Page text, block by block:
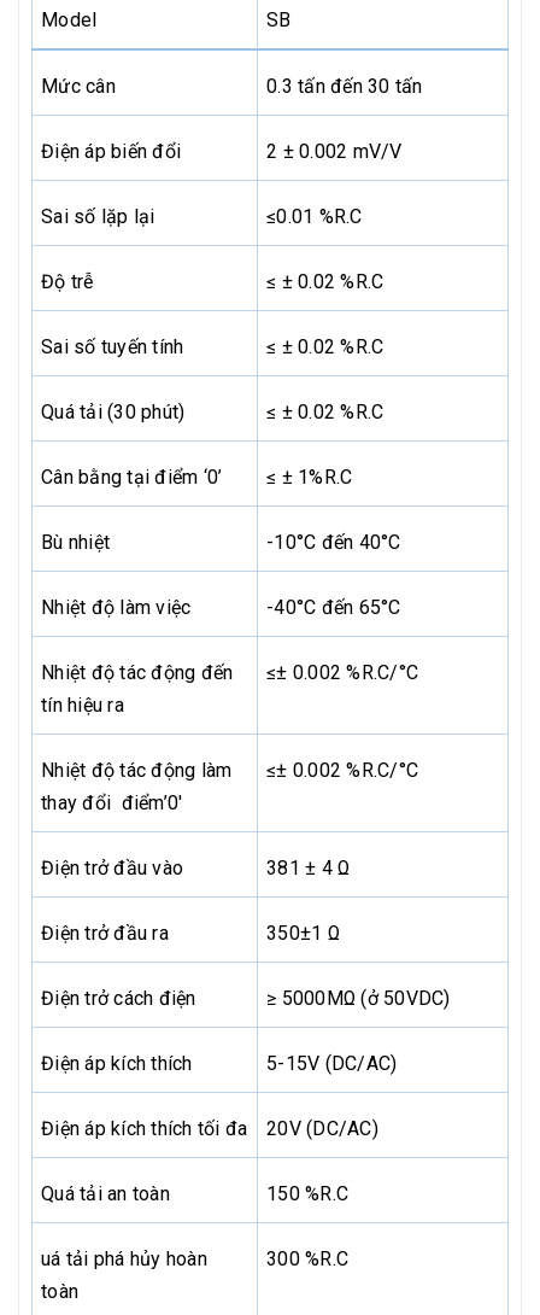
Model SB
Mức cân 0.3 tấn đến 30 tấn
Điện áp biến đổi 2 ± 0.002 mV/V
Sai số lặp lại ≤0.01 %R.C
Độ trễ ≤ ± 0.02 %R.C
Sai số tuyến tính ≤ ± 0.02 %R.C
Quá tải (30 phút) ≤ ± 0.02 %R.C
Cân bằng tại điểm ‘0’ ≤ ± 1%R.C
Bù nhiệt -10°C đến 40°C
Nhiệt độ làm việc -40°C đến 65°C
Nhiệt độ tác động đến
tín hiệu ra
≤± 0.002 %R.C/°C
Nhiệt độ tác động làm
thay đổi điểm’0′
≤± 0.002 %R.C/°C
Điện trở đầu vào 381 ± 4 Ω
Điện trở đầu ra 350±1 Ω
Điện trở cách điện ≥ 5000MΩ (ở 50VDC)
Điện áp kích thích 5-15V (DC/AC)
Điện áp kích thích tối đa 20V (DC/AC)
Quá tải an toàn 150 %R.C
uá tải phá hủy hoàn
toàn
300 %R.C